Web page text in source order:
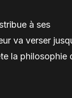
à ses
va verser
la philosophie